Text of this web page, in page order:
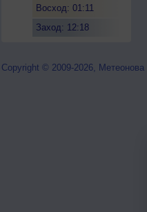
Восход: 01:11
Заход: 12:18
Copyright © 2009-2026, Метеонова